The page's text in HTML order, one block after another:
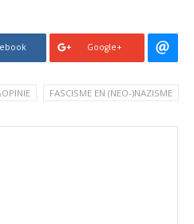
Google+
FASCISME EN (NEO-)NAZISME